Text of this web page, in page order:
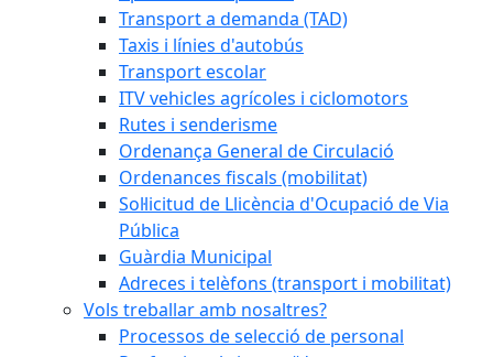
Transport a demanda (TAD)
Taxis i línies d'autobús
Transport escolar
ITV vehicles agrícoles i ciclomotors
Rutes i senderisme
Ordenança General de Circulació
Ordenances fiscals (mobilitat)
Sol·licitud de Llicència d'Ocupació de Via
Pública
Guàrdia Municipal
Adreces i telèfons (transport i mobilitat)
Vols treballar amb nosaltres?
Processos de selecció de personal